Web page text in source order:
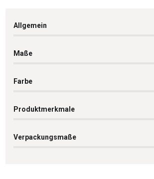
Allgemein
Maße
Farbe
Produktmerkmale
Verpackungsmaße